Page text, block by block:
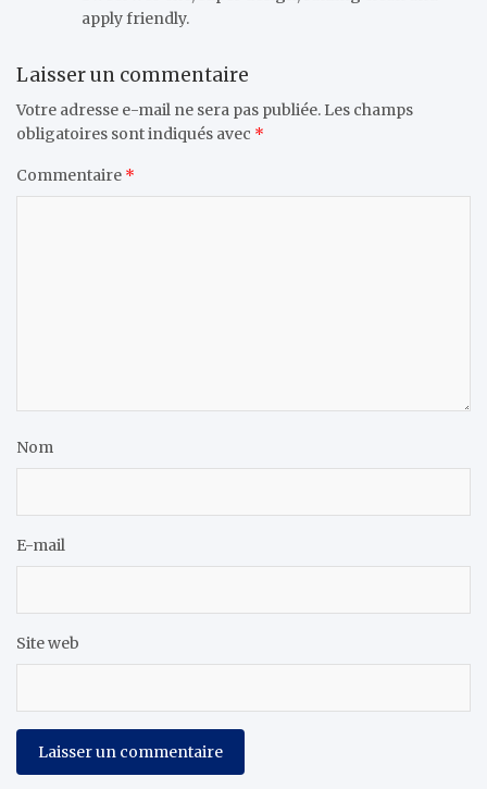
apply friendly.
Laisser un commentaire
Votre adresse e-mail ne sera pas publiée. Les champs
obligatoires sont indiqués avec *
Commentaire *
Nom
E-mail
Site web